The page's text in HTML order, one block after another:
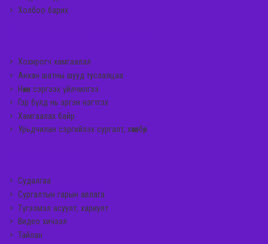
Холбоо барих
Хохирогч хамгаалал
Анхан шатны шууд туслалцаа
Нөхөн сэргээх үйлчилгээ
Гэр бүлд нь эргэн нэгтгэх
Хамгаалах байр
Урьдчилан сэргийлэх сургалт, хөтөлбөр
Судалгаа
Сургалтын гарын авлага
Түгээмэл асуулт, хариулт
Видео хичээл
Тайлан